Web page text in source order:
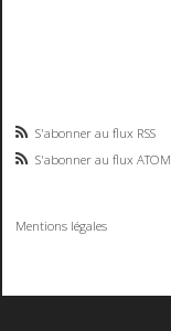
S'abonner au flux RSS
S'abonner au flux ATOM
Mentions légales